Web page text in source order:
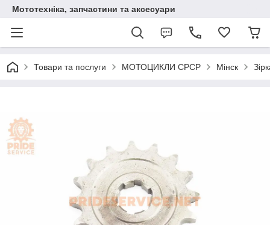
Мототехніка, запчастини та аксесуари
Товари та послуги МОТОЦИКЛИ СРСР Мінск